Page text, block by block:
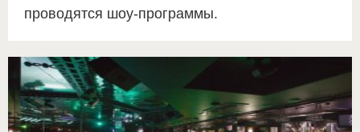
проводятся шоу-программы.